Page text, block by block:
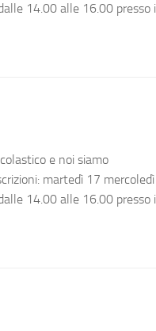
14.00 alle 16.00 presso il
e noi siamo
martedì 17 mercoledì
14.00 alle 16.00 presso il